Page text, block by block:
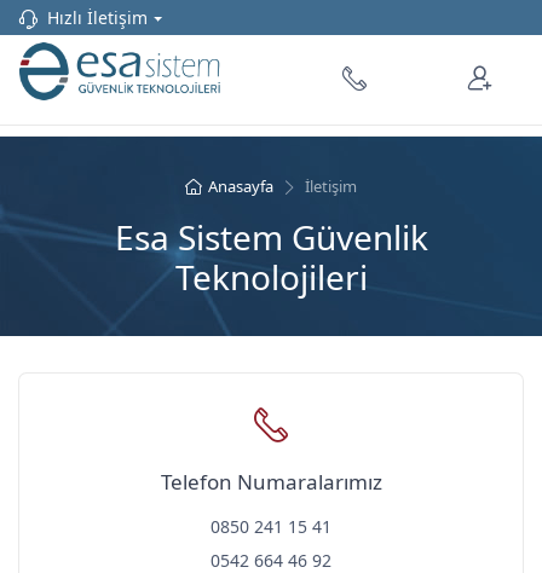
Hızlı İletişim
Anasayfa İletişim
Esa Sistem Güvenlik
Teknolojileri
Telefon Numaralarımız
0850 241 15 41
0542 664 46 92